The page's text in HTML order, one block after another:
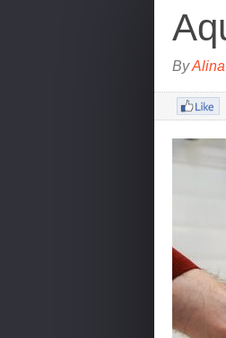
BOCŞA
MOLDOVA
ORAVIȚA
OȚELU
By